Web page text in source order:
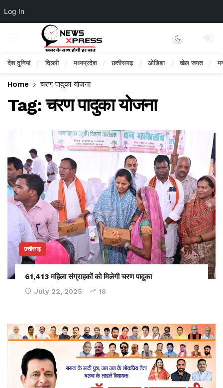
Log In
Dark mode
देश दुनियां दिल्ली मध्यप्रदेश छत्तीसगढ़ ओडिशा खेल जगत
Home चरण पादुका योजना
Tag:चरण पादुका योजना
छत्तीसगढ़
61,413 महिला संग्राहकों को मिलेगी चरण पादुका
July 22, 2025 18